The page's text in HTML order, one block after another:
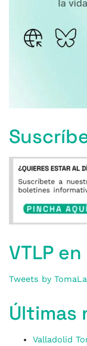
VTLP en
Tweets by
Últimas
Valladolid